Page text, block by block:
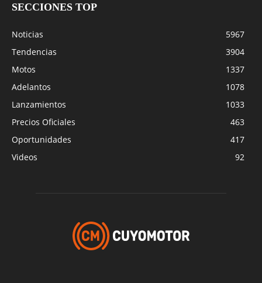
SECCIONES TOP
Noticias
5967
Tendencias
3904
Motos
1337
Adelantos
1078
Lanzamientos
1033
Precios Oficiales
463
Oportunidades
417
Videos
92